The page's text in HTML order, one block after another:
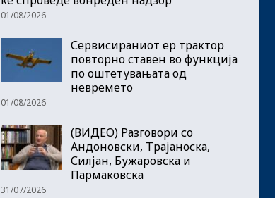
01/08/2026
Сервисираниот ер трактор
повторно ставен во функција
по оштетувањата од
невремето
01/08/2026
(ВИДЕО) Разговори со
Андоновски, Трајаноска,
Силјан, Бужаровска и
Пармаковска
31/07/2026